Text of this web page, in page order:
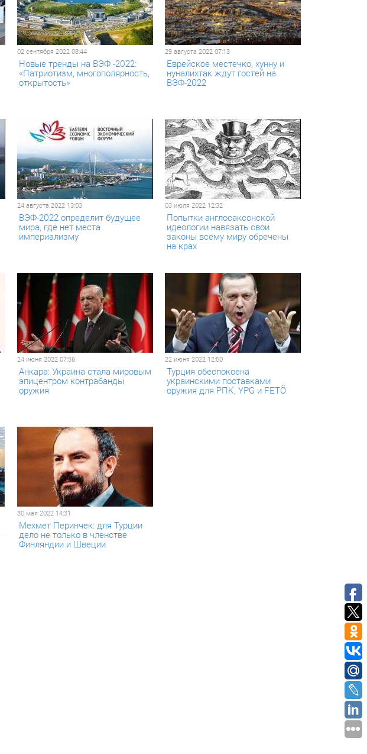
02 сентября 2022 08:44
Новые тренды на ВЭФ -2022:
«Патриотизм, многополярность,
открытость»
29 августа 2022 07:13
Еврейское местечко, хунну и
нуналихтак ждут гостей на
ВЭФ-2022
24 августа 2022 13:03
ВЭФ-2022 определит будущее
мира, где нет места
империализму
03 июля 2022 12:32
Попытки англосаксонской
идеологии навязать свои
законы всему миру обречены
на крах
24 июня 2022 07:56
Анкара: Украина стала мировым
эпицентром контрабанды
оружия
22 июня 2022 12:50
Турция обеспокоена
украинскими поставками
оружия для РПК, YPG и FETÖ
30 мая 2022 14:31
Мехмет Перинчек: для Турции
дело не только в членстве
Финляндии и Швеции